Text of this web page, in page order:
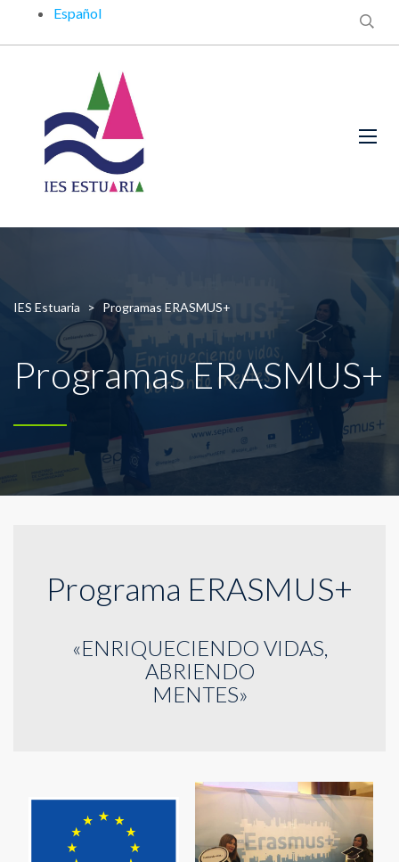
Español
IES Estuaria > Programas ERASMUS+
Programas ERASMUS+
Programa ERASMUS+
«ENRIQUECIENDO VIDAS,
ABRIENDO
MENTES»